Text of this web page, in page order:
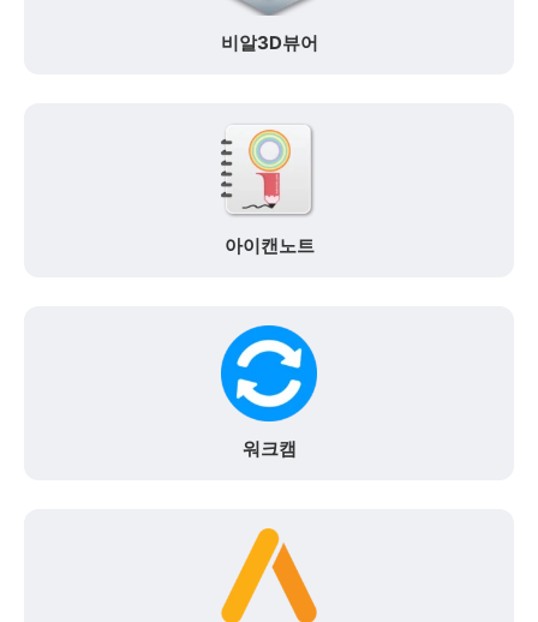
비알3D뷰어
아이캔노트
워크캠